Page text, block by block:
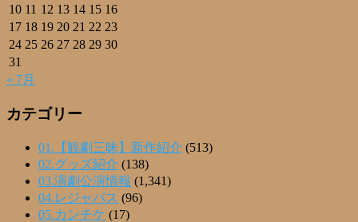
10 11 12 13 14 15 16
17 18 19 20 21 22 23
24 25 26 27 28 29 30
31
« 7月
カテゴリー
01.【観劇三昧】新作紹介 (513)
02.グッズ紹介 (138)
03.演劇公演情報 (1,341)
04.レジャパス (96)
05.カンチケ (17)